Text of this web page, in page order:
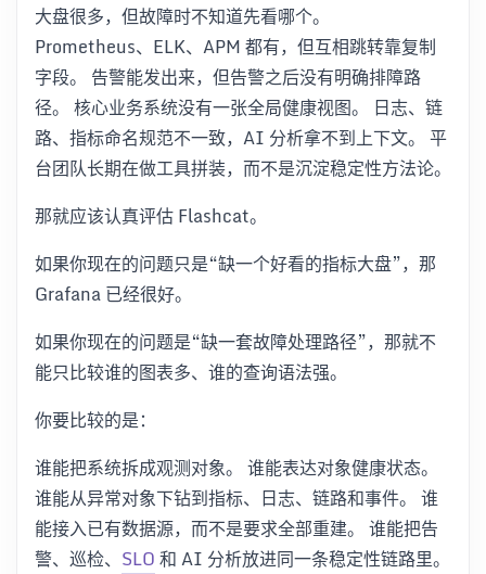
大盘很多，但故障时不知道先看哪个。
Prometheus、ELK、APM 都有，但互相跳转靠复制
字段。 告警能发出来，但告警之后没有明确排障路
径。 核心业务系统没有一张全局健康视图。 日志、链
路、指标命名规范不一致，AI 分析拿不到上下文。 平
台团队长期在做工具拼装，而不是沉淀稳定性方法论。
那就应该认真评估 Flashcat。
如果你现在的问题只是“缺一个好看的指标大盘”，那
Grafana 已经很好。
如果你现在的问题是“缺一套故障处理路径”，那就不
能只比较谁的图表多、谁的查询语法强。
你要比较的是：
谁能把系统拆成观测对象。 谁能表达对象健康状态。
谁能从异常对象下钻到指标、日志、链路和事件。 谁
能接入已有数据源，而不是要求全部重建。 谁能把告
警、巡检、 SLO和 AI 分析放进同一条稳定性链路里。